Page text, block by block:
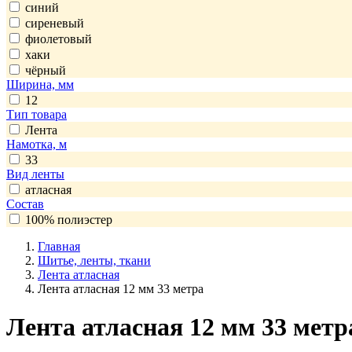
синий
сиреневый
фиолетовый
хаки
чёрный
Ширина, мм
12
Тип товара
Лента
Намотка, м
33
Вид ленты
атласная
Состав
100% полиэстер
Главная
Шитье, ленты, ткани
Лента атласная
Лента атласная 12 мм 33 метра
Лента атласная 12 мм 33